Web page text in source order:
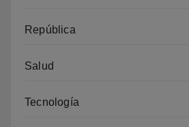
República
Salud
Tecnología